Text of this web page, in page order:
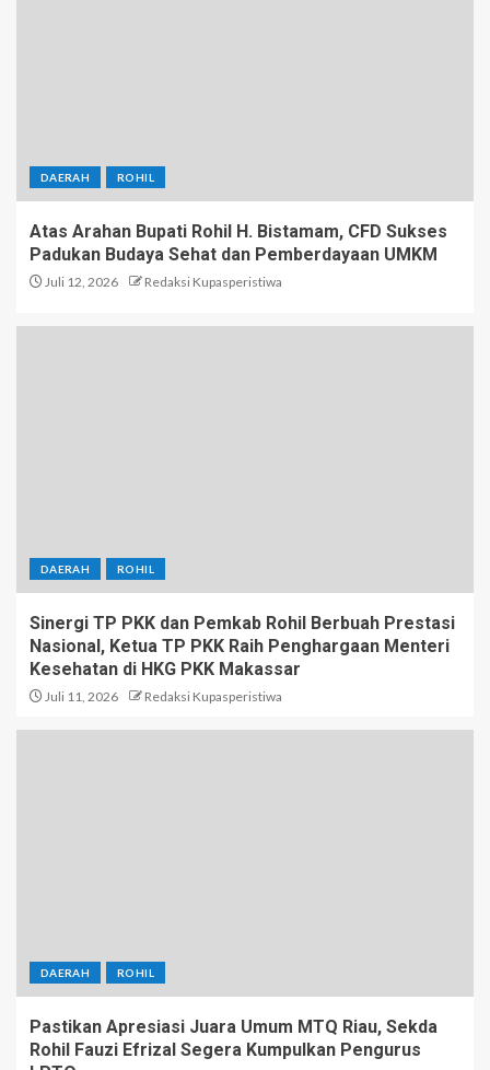
DAERAH ROHIL
Atas Arahan Bupati Rohil H. Bistamam, CFD Sukses
Padukan Budaya Sehat dan Pemberdayaan UMKM
Juli 12, 2026 Redaksi Kupasperistiwa
DAERAH ROHIL
Sinergi TP PKK dan Pemkab Rohil Berbuah Prestasi
Nasional, Ketua TP PKK Raih Penghargaan Menteri
Kesehatan di HKG PKK Makassar
Juli 11, 2026 Redaksi Kupasperistiwa
DAERAH ROHIL
Pastikan Apresiasi Juara Umum MTQ Riau, Sekda
Rohil Fauzi Efrizal Segera Kumpulkan Pengurus